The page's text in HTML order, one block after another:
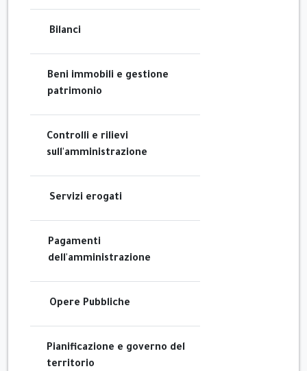
Bilanci
Beni immobili e gestione
patrimonio
Controlli e rilievi
sull'amministrazione
Servizi erogati
Pagamenti
dell'amministrazione
Opere Pubbliche
Pianificazione e governo del
territorio